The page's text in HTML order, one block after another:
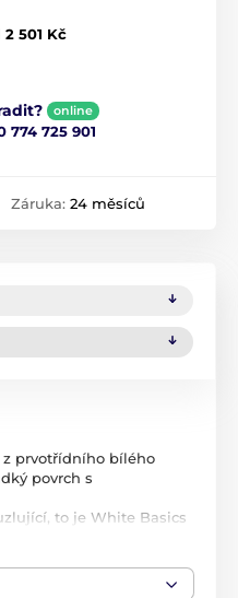
2 501 Kč
online
774 725 901
Záruka: 24 měsíců
z prvotřídního bílého
povrch s
to je White Basics
4,8 cm